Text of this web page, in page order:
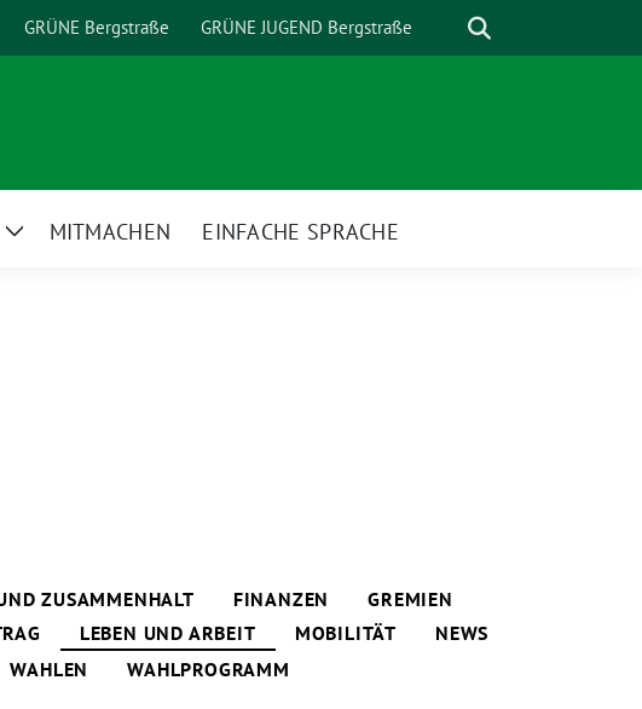
GRÜNE Bergstraße GRÜNE JUGEND Bergstraße Suche
ZeigeMITMACHEN EINFACHE SPRACHE
ZUSAMMENHALT FINANZEN
GREMIEN
LEBEN UND ARBEIT MOBILITÄT
NEWS
WAHLEN WAHLPROGRAMM